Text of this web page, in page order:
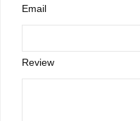
Email
Review